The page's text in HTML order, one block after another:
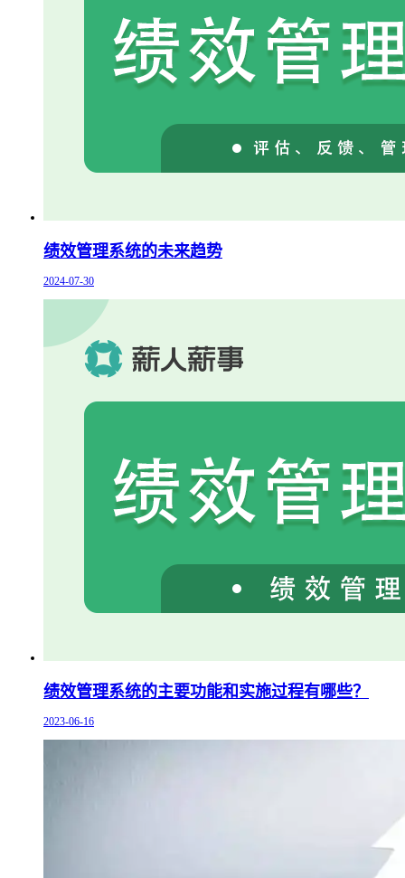
绩效管理系统的未来趋势
2024-07-30
绩效管理系统的主要功能和实施过程有哪些？
2023-06-16